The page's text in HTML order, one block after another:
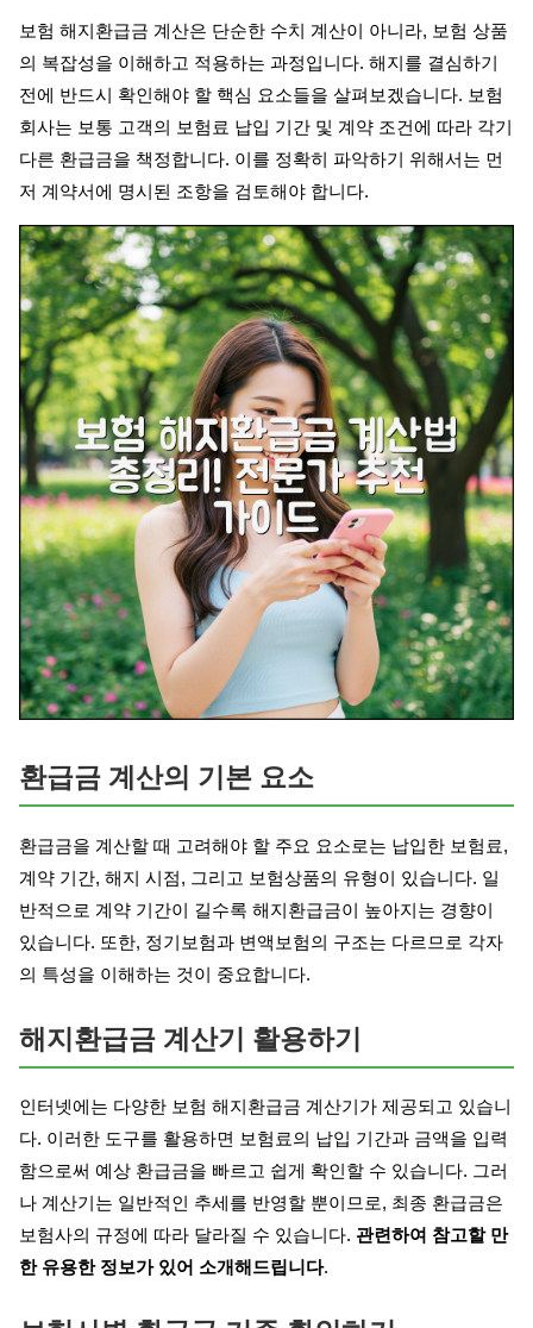
보험 해지환급금 계산은 단순한 수치 계산이 아니라, 보험 상품
의 복잡성을 이해하고 적용하는 과정입니다. 해지를 결심하기
전에 반드시 확인해야 할 핵심 요소들을 살펴보겠습니다. 보험
회사는 보통 고객의 보험료 납입 기간 및 계약 조건에 따라 각기
다른 환급금을 책정합니다. 이를 정확히 파악하기 위해서는 먼
저 계약서에 명시된 조항을 검토해야 합니다.
환급금 계산의 기본 요소
환급금을 계산할 때 고려해야 할 주요 요소로는 납입한 보험료,
계약 기간, 해지 시점, 그리고 보험상품의 유형이 있습니다. 일
반적으로 계약 기간이 길수록 해지환급금이 높아지는 경향이
있습니다. 또한, 정기보험과 변액보험의 구조는 다르므로 각자
의 특성을 이해하는 것이 중요합니다.
해지환급금 계산기 활용하기
인터넷에는 다양한 보험 해지환급금 계산기가 제공되고 있습니
다. 이러한 도구를 활용하면 보험료의 납입 기간과 금액을 입력
함으로써 예상 환급금을 빠르고 쉽게 확인할 수 있습니다. 그러
나 계산기는 일반적인 추세를 반영할 뿐이므로, 최종 환급금은
보험사의 규정에 따라 달라질 수 있습니다. 관련하여 참고할 만
한 유용한 정보가 있어 소개해드립니다.